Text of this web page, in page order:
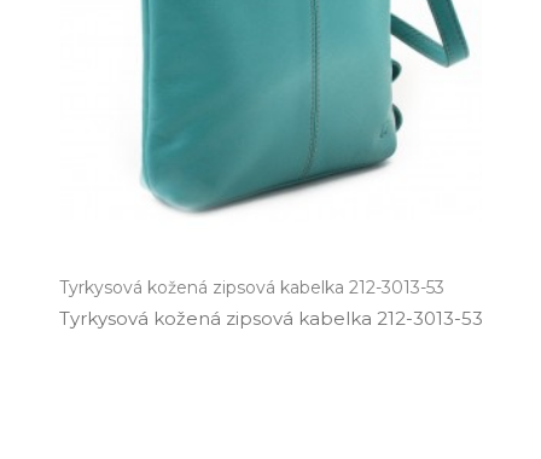
Tyrkysová kožená zipsová kabelka 212-3013-53
Tyrkysová kožená zipsová kabelka 212­-3013­-53